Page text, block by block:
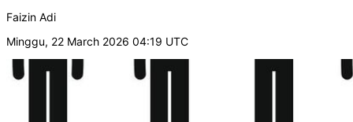
Faizin Adi
Minggu, 22 March 2026 04:19 UTC